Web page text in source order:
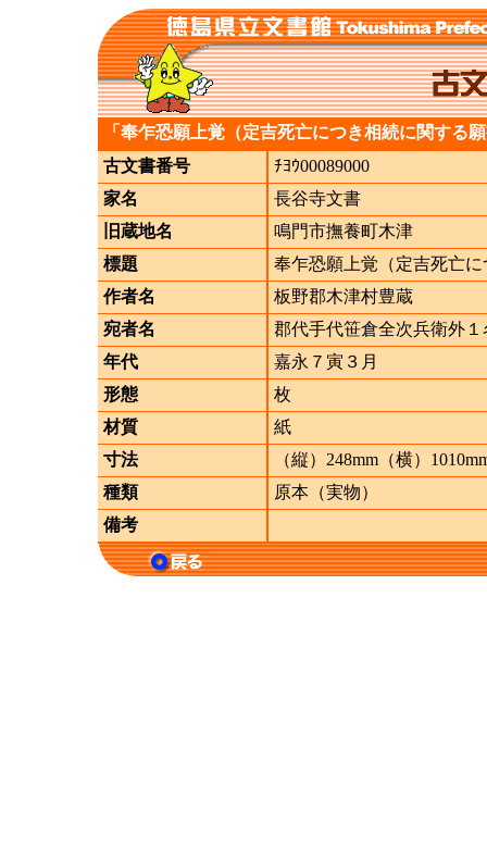
「奉乍恐願上覚（定吉死亡につき相続に関する
古文書番号
ﾁﾖｳ00089000
家名
長谷寺文書
旧蔵地名
鳴門市撫養町木津
標題
奉乍恐願上覚（定吉死亡
作者名
板野郡木津村豊蔵
宛者名
郡代手代笹倉全次兵衛外１
年代
嘉永７寅３月
形態
枚
材質
紙
寸法
（縦）248mm（横）
種類
原本（実物）
備考